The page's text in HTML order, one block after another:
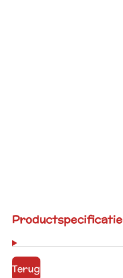
Productspecificatie
Terug